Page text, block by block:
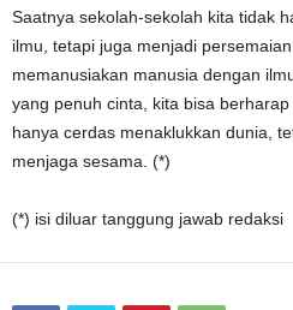
Saatnya sekolah-sekolah kita tidak
ilmu, tetapi juga menjadi
memanusiakan manusia dengan
yang penuh cinta, kita bisa
hanya cerdas menaklukkan dunia,
menjaga sesama. (*)
(*) isi diluar tanggung jawab redaksi